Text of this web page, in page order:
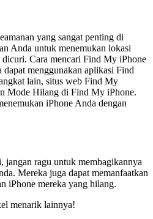
yang sangat penting di
Anda untuk menemukan lokasi
Cara mencari Find My iPhone
dapat menggunakan aplikasi Find
lain, situs web Find My
Mode Hilang di Find My iPhone.
iPhone Anda dengan
ragu untuk membagikannya
Mereka juga dapat memanfaatkan
iPhone mereka yang hilang.
menarik lainnya!